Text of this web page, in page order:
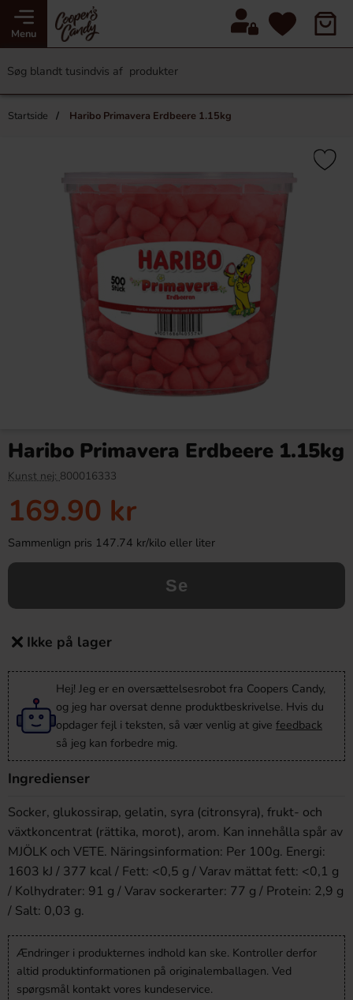
Menu
Startside Haribo Primavera Erdbeere 1.15kg
Haribo Primavera Erdbeere 1.15kg
Kunst nej: 800016333
169.90 kr
Sammenlign pris 147.74 kr/kilo eller liter
Se
Ikke på lager
Hej! Jeg er en oversættelsesrobot fra Coopers Candy,
og jeg har oversat denne produktbeskrivelse. Hvis du
opdager fejl i teksten, så vær venlig at give feedback
så jeg kan forbedre mig.
Ingredienser
Socker, glukossirap, gelatin, syra (citronsyra), frukt- och
växtkoncentrat (rättika, morot), arom. Kan innehålla spår av
MJÖLK och VETE. Näringsinformation: Per 100g. Energi:
1603 kJ / 377 kcal / Fett: <0,5 g / Varav mättat fett: <0,1 g
/ Kolhydrater: 91 g / Varav sockerarter: 77 g / Protein: 2,9 g
/ Salt: 0,03 g.
Ændringer i produkternes indhold kan ske. Kontroller derfor
altid produktinformationen på originalemballagen. Ved
spørgsmål kontakt vores kundeservice.